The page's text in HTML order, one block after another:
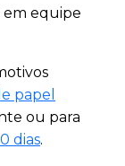
em equipe
papel
ou para
dias.